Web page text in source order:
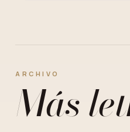
ARCHIVO
Más